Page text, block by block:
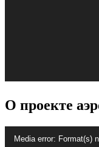
О проекте
Видеоплеер
Media error: Format(s)